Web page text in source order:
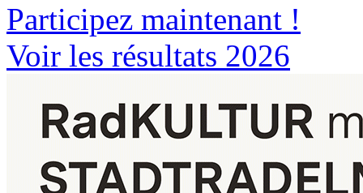
Participez maintenant !
Voir les résultats 2026